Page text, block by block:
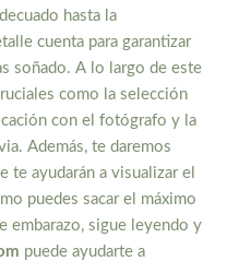
hasta la
cuenta para garantizar
soñado. A lo largo de este
como la selección
con el fotógrafo y la
Además, te daremos
te ayudarán a visualizar el
puedes sacar el máximo
embarazo, sigue leyendo y
puede ayudarte a